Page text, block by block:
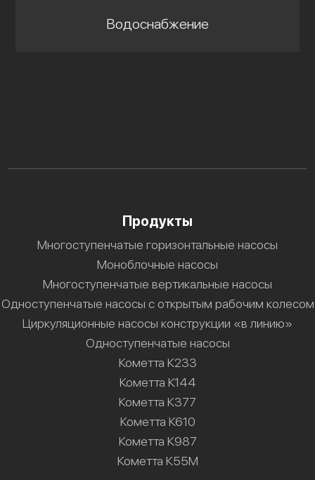
Водоснабжение
Продукты
Многоступенчатые горизонтальные насосы
Моноблочные насосы
Многоступенчатые вертикальные насосы
Одноступенчатые насосы с открытым рабочим колесом
Циркуляционные насосы конструкции «в линию»
Одноступенчатые насосы
Кометта К233
Кометта К144
Кометта К377
Кометта К610
Кометта К987
Кометта К55М